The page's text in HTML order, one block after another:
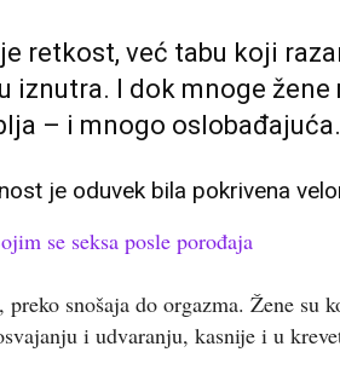
retkost, već tabu koji
iznutra. I dok mnoge žene
– i mnogo oslobađajuća.
je oduvek bila pokrivena
se seksa posle porođaja
preko snošaja do orgazma. Žene su
i udvaranju, kasnije i u